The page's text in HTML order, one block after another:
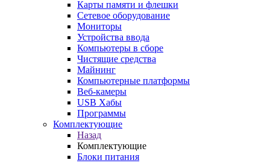
Карты памяти и флешки
Сетевое оборудование
Мониторы
Устройства ввода
Компьютеры в сборе
Чистящие средства
Майнинг
Компьютерные платформы
Веб-камеры
USB Хабы
Программы
Комплектующие
Назад
Комплектующие
Блоки питания